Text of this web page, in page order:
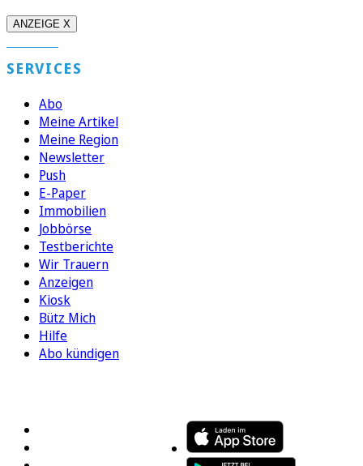
ANZEIGE X
SERVICES
Abo
Meine Artikel
Meine Region
Newsletter
Push
E-Paper
Immobilien
Jobbörse
Testberichte
Wir Trauern
Anzeigen
Kiosk
Bütz Mich
Hilfe
Abo kündigen